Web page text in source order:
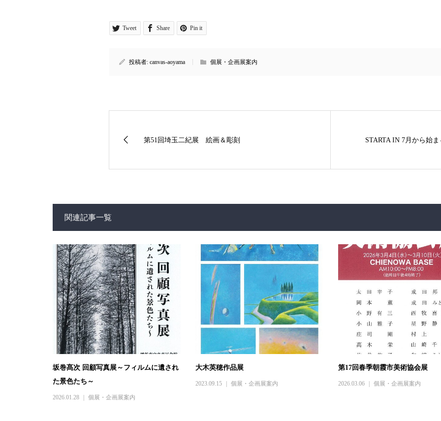
Tweet Share Pin it
投稿者: canvas-aoyama 個展・企画展案内
第51回埼玉二紀展 絵画＆彫刻 STARTA IN 7月から始
関連記事一覧
坂巻髙次 回顧写真展～フィルムに遺され
た景色たち～
2026.01.28 個展・企画展案内
大木英穂作品展
2023.09.15 個展・企画展案内
第17回春季朝霞市美術協会展
2026.03.06 個展・企画展案内